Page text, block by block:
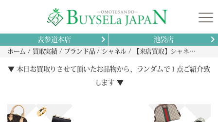
表参道本店 池袋店
ホーム 買取実績 ブランド品 シャネル 【来店買取】シャネル マトラッセ ツィードコーティング チェーンウォレットの買取
▼ 本日お買取りさせて頂いたお品物から、ランダムで１点ご紹介致
します ▼